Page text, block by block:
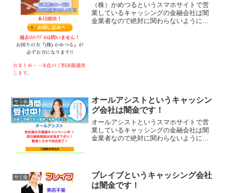
（株）かめつるというスマホサイトで営
業しているキャッシングの金融会社は闇
金業者なので絶対に関わらないようにし
ヤミ金
オールアシストというキャッシン
グ会社は闇金です！
オールアシストというスマホサイトで営
業しているキャッシングの金融会社は闇
金業者なので絶対に関わらないようにし
ぎください！最短15分...
ヤミ金
ブレイブというキャッシング会社
は闇金です！